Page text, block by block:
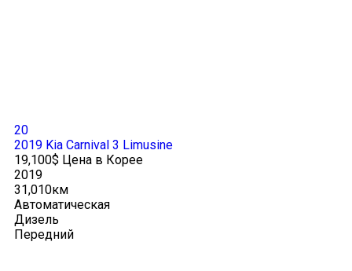
20
2019 Kia Carnival 3 Limusine
19,100$ Цена в Корее
2019
31,010км
Автоматическая
Дизель
Передний